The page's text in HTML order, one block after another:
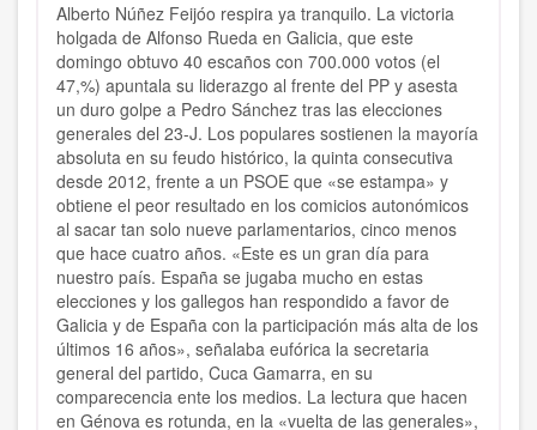
Alberto Núñez Feijóo respira ya tranquilo. La victoria
holgada de Alfonso Rueda en Galicia, que este
domingo obtuvo 40 escaños con 700.000 votos (el
47,%) apuntala su liderazgo al frente del PP y asesta
un duro golpe a Pedro Sánchez tras las elecciones
generales del 23-J. Los populares sostienen la mayoría
absoluta en su feudo histórico, la quinta consecutiva
desde 2012, frente a un PSOE que «se estampa» y
obtiene el peor resultado en los comicios autonómicos
al sacar tan solo nueve parlamentarios, cinco menos
que hace cuatro años. «Este es un gran día para
nuestro país. España se jugaba mucho en estas
elecciones y los gallegos han respondido a favor de
Galicia y de España con la participación más alta de los
últimos 16 años», señalaba eufórica la secretaria
general del partido, Cuca Gamarra, en su
comparecencia ente los medios. La lectura que hacen
en Génova es rotunda, en la «vuelta de las generales»,